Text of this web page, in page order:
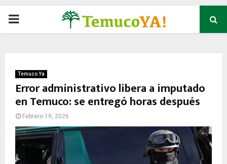
P
M
A
R
Temuco Ya
Error administrativo libera a imputado
en Temuco: se entregó horas después
Febrero 19, 2026